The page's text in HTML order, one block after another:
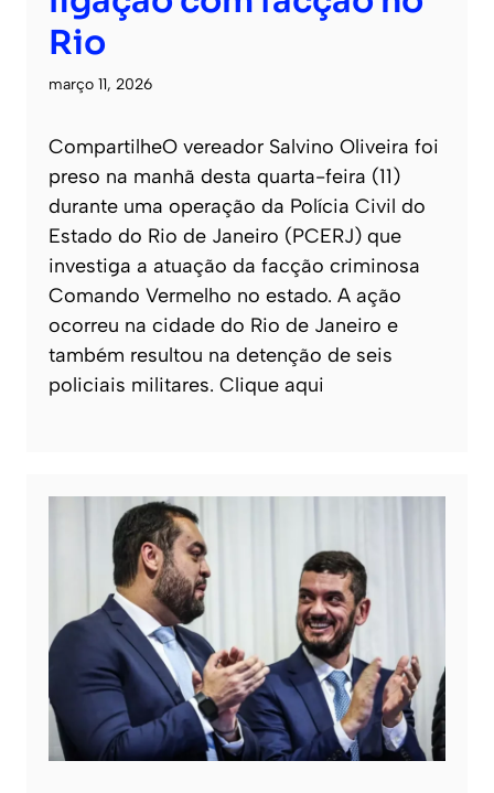
Rio
março 11, 2026
CompartilheO vereador Salvino Oliveira foi
preso na manhã desta quarta-feira (11)
durante uma operação da Polícia Civil do
Estado do Rio de Janeiro (PCERJ) que
investiga a atuação da facção criminosa
Comando Vermelho no estado. A ação
ocorreu na cidade do Rio de Janeiro e
também resultou na detenção de seis
policiais militares. Clique aqui